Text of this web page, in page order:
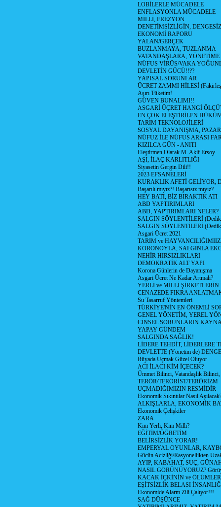
LOBİLERLE MÜCADELE
ENFLASYONLA MÜCADELE
MİLLİ, EREZYON
DENETİMSİZLİGİN,
EKONOMİ RAPORU
YALAN/GERÇEK
BUZLANMAYA, TUZLANMA
VATANDAŞLARA,
NÜFUS VİRÜS/VAKA
DEVLETİN GÜCÜ!!??
YAPISAL SORUNLAR
ÜCRET ZAMMI HİLESİ
Aşırı Tüketim!
GÜVEN BUNALIMI!!
ASGARİ ÜÇRET HANGİ
EN ÇOK ELEŞTİRİLEN
TARIM TEKNOLOJİLERİ
SOSYAL DAYANIŞMA,
NÜFUZ İLE NÜFUS ARASI
KIZILCA GÜN - ANITI
Eleştirmen Olarak M. Akif Ersoy
AŞI, İLAÇ KARLITLIĞI
Siyasetin Gergin Dili!!
2023 EFSANELERİ
KURAKLIK AFETİ GELİYOR,
Başarılı mıyız?! Başarısız mıyız?
HEY BATI, BİZ BIRAKTIK ATI
ABD YAPTIRIMLARI
ABD, YAPTIRIMLARI NELER?
SALGIN SÖYLENTİLERİ
SALGIN SÖYLENTİLERİ
Asgari Ücret 2021
TARIM ve
KORONOYLA, SALGINLA
NEHİR HIRSIZLIKLARI
DEMOKRATİK ALT YAPI
Korona Günlerin de Dayanışma
Asgari Ücret Ne Kadar Artmalı?
YERLİ ve MİLLİ
CENAZEDE FIKRA
Su Tasarruf Yöntemleri
TÜRKİYE'NİN EN ÖNEMLİ
GENEL YÖNETİM, YEREL
CİNSEL SORUNLARIN
YAPAY GÜNDEM
SALGINDA SAĞLIK!
LİDERE TEHDİT, LİDERLERE
DEVLETTE (Yönetim de)
Rüyada Uçmak Güzel Oluyor
ACI İLACI KİM İÇECEK?
Ümmet Bilinci, Vatandaşlık
TERÖR/TERÖRİST/TERÖRİZM
UÇMADIĞIMIZIN RESMİDİR
Ekonomik Sıkıntılar Nasıl
ALKIŞLARLA, EKONOMİK
Ekonomik Çelişkiler
ZARA
Kim Yerli, Kim Milli?
EĞİTİM/ÖĞRETİM
BELİRSİZLİK YORAR!
EMPERYAL OYUNLAR,
Gücün Acizliği/Rasyonellikten
AYIP, KABAHAT, SUÇ,
NASIL GÖRÜNÜYORUZ?
KACAK İÇKİNİN ve
EŞİTSİZLİK BELASI
Ekonomide Alarm Zili Çalıyor!!!
SAĞ DÜŞÜNCE